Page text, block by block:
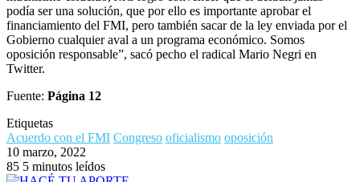
podía ser una solución, que por ello es importante aprobar el
financiamiento del FMI, pero también sacar de la ley enviada por el
Gobierno cualquier aval a un programa económico. Somos
oposición responsable”, sacó pecho el radical Mario Negri en
Twitter.
Fuente: Página 12
Etiquetas
Acuerdo con el FMI Congreso oficialismo oposición
10 marzo, 2022
85 5 minutos leídos